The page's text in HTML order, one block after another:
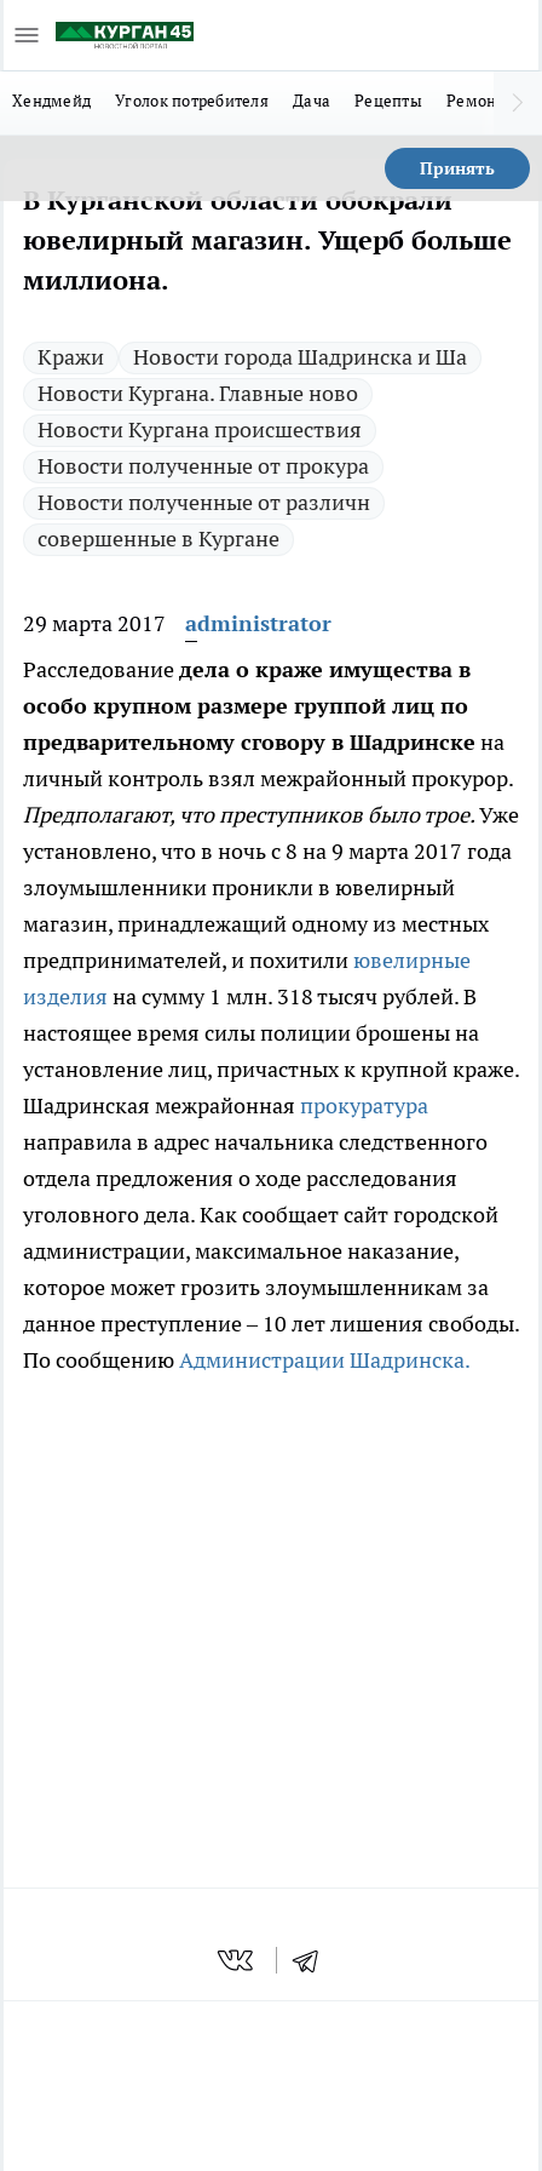
Хендмейд Уголок потребителя Дача Рецепты Ремонт
Принять
В Курганской области обокрали
ювелирный магазин. Ущерб больше
миллиона.
Кражи
Новости города Шадринска и Ша
Новости Кургана. Главные ново
Новости Кургана происшествия
Новости полученные от прокура
Новости полученные от различн
совершенные в Кургане
29 марта 2017
administrator
Расследованиедела о краже имущества в
особо крупном размере группой лиц по
предварительному сговору в Шадринске на
личный контроль взял межрайонный прокурор.
Предполагают, что преступников было трое.Уже
установлено, что в ночь с 8 на 9 марта 2017 года
злоумышленники проникли в ювелирный
магазин, принадлежащий одному из местных
предпринимателей, и похитилиювелирные
изделия на сумму 1 млн. 318 тысяч рублей. В
настоящее время силы полиции брошены на
установление лиц, причастных к крупной краже.
Шадринская межрайонная прокуратура
направила в адрес начальника следственного
отдела предложения о ходе расследования
уголовного дела. Как сообщает сайт городской
администрации, максимальное наказание,
которое может грозить злоумышленникам за
данное преступление – 10 лет лишения свободы.
По сообщениюАдминистрации Шадринска.